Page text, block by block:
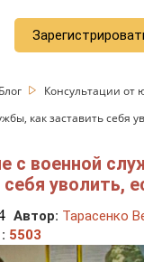
Блог Консультации от
как заставить себя
с военной
уволить,
Автор: Тарасенко
5503